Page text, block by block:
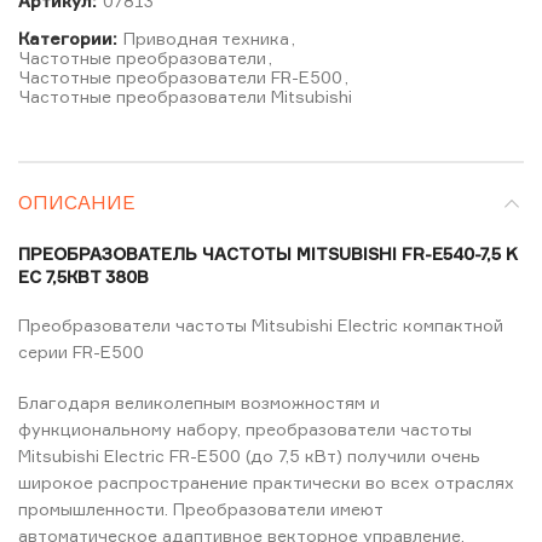
Категории: Приводная техника
Частотные преобразователи
Частотные преобразователи FR-E500
Частотные преобразователи Mitsubishi
ОПИСАНИЕ
ПРЕОБРАЗОВАТЕЛЬ ЧАСТОТЫ MITSUBISHI FR-E540-7,5 K
EC 7,5КВТ 380В
Преобразователи частоты Mitsubishi Electric компактной
серии FR-E500
Благодаря великолепным возможностям и
функциональному набору, преобразователи частоты
Mitsubishi Electric FR-E500 (до 7,5 кВт) получили очень
широкое распространение практически во всех отраслях
промышленности. Преобразователи имеют
автоматическое адаптивное векторное управление,